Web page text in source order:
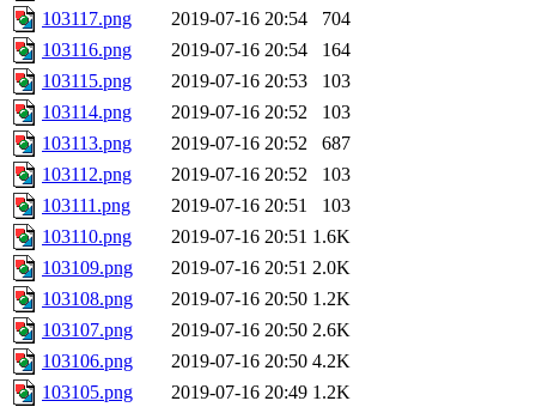
103117.png
2019-07-16 20:54
704
103116.png
2019-07-16 20:54
164
103115.png
2019-07-16 20:53
103
103114.png
2019-07-16 20:52
103
103113.png
2019-07-16 20:52
687
103112.png
2019-07-16 20:52
103
103111.png
2019-07-16 20:51
103
103110.png
2019-07-16 20:51 1.6K
103109.png
2019-07-16 20:51 2.0K
103108.png
2019-07-16 20:50 1.2K
103107.png
2019-07-16 20:50 2.6K
103106.png
2019-07-16 20:50 4.2K
103105.png
2019-07-16 20:49 1.2K